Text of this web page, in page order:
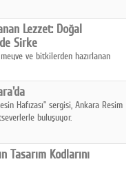
Lezzet: Doğal
Sirke
ve bitkilerden hazırlanan
Hafızası” sergisi, Ankara Resim
buluşuyor.
Tasarım Kodlarını